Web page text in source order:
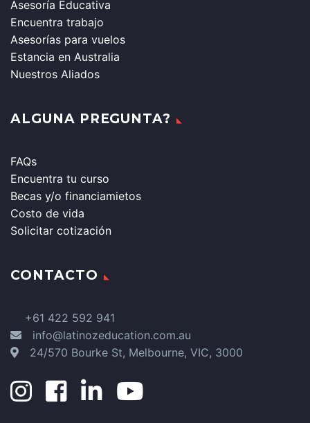
Asesoría Educativa
Encuentra trabajo
Asesorías para vuelos
Estancia en Australia
Nuestros Aliados
ALGUNA PREGUNTA?
FAQs
Encuentra tu curso
Becas y/o financiamietos
Costo de vida
Solicitar cotización
CONTACTO
+61 422 592 941
info@latinozeducation.com.au
24/570 Bourke St, Melbourne, VIC, 3000